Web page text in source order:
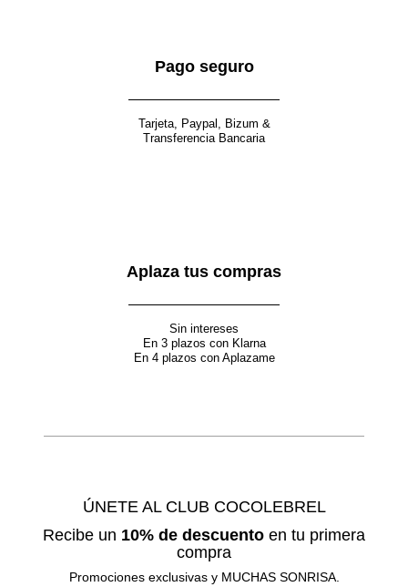
Pago seguro
Tarjeta, Paypal, Bizum &
Transferencia Bancaria
Aplaza tus compras
Sin intereses
En 3 plazos con Klarna
En 4 plazos con Aplazame
ÚNETE AL CLUB COCOLEBREL
Recibe un 10% de descuento en tu primera
compra
Promociones exclusivas y MUCHAS SONRISA.